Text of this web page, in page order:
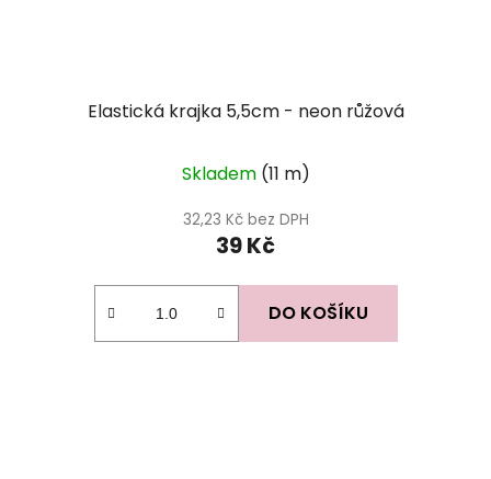
Elastická krajka 5,5cm - neon růžová
Skladem (11 m)
32,23 Kč bez DPH
39 Kč
DO KOŠÍKU